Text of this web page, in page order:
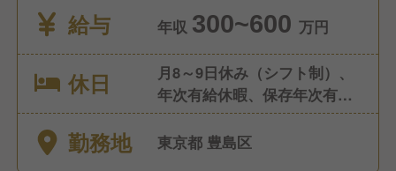
給与
年収 300~600 万円
休日
月8～9日休み（シフト制）、
年次有給休暇、保存年次有給
休暇、慶弔休暇、産前・産後
休暇、介護休暇
勤務地 東京都 豊島区